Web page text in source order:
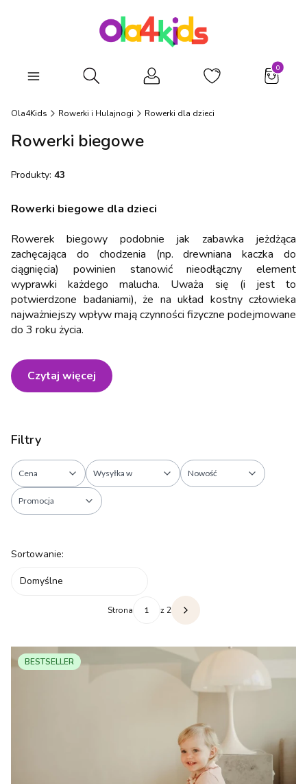
Otwórz wyszukiwarkę
Ola4Kids Rowerki i Hulajnogi Rowerki dla dzieci
Rowerki biegowe
Produkty: 43
Rowerki biegowe dla dzieci
Rowerek biegowy podobnie jak zabawka jeżdżąca
zachęcająca do chodzenia (np. drewniana kaczka do
ciągnięcia) powinien stanowić nieodłączny element
wyprawki każdego malucha. Uważa się (i jest to
potwierdzone badaniami), że na układ kostny człowieka
najważniejszy wpływ mają czynności fizyczne podejmowane
do 3 roku życia.
Czytaj więcej
Filtry
Cena Wysyłka w Nowość
Promocja
Lista produktów
Sortowanie:
Domyślne
Strona z 2 Następne produkty
BESTSELLER